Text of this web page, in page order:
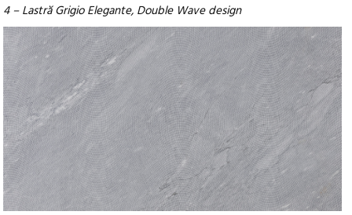
4 – Lastră Grigio Elegante, Double Wave design